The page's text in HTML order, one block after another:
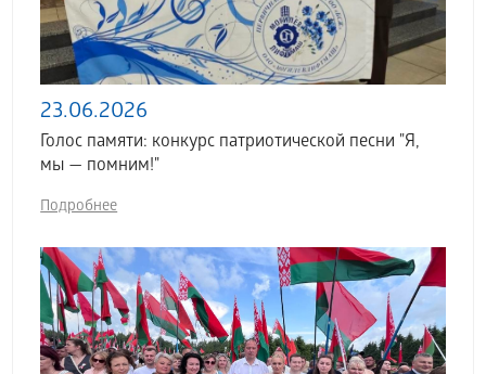
23.06.2026
Голос памяти: конкурс патриотической песни "Я,
мы — помним!"
Подробнее